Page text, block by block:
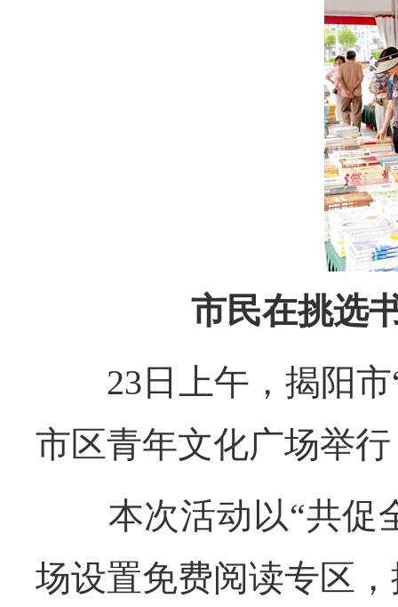
市民在挑选
23日上午，揭阳市“
市区青年文化广场举
本次活动以“共促
场设置免费阅读专区